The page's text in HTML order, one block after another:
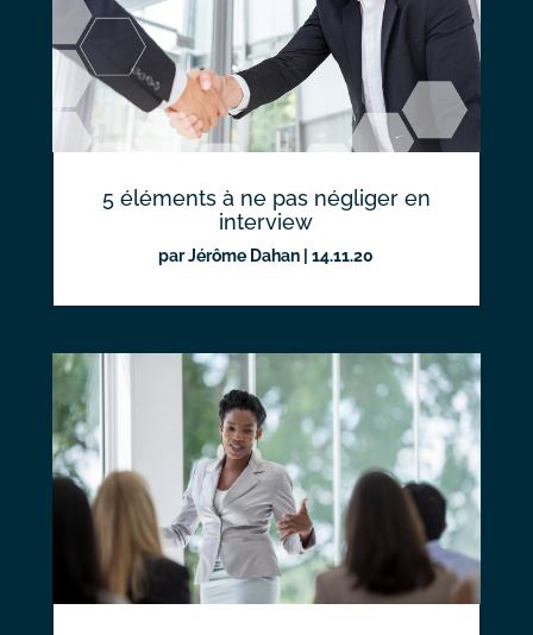
5 éléments à ne pas négliger en
interview
parJérôme Dahan |14.11.20